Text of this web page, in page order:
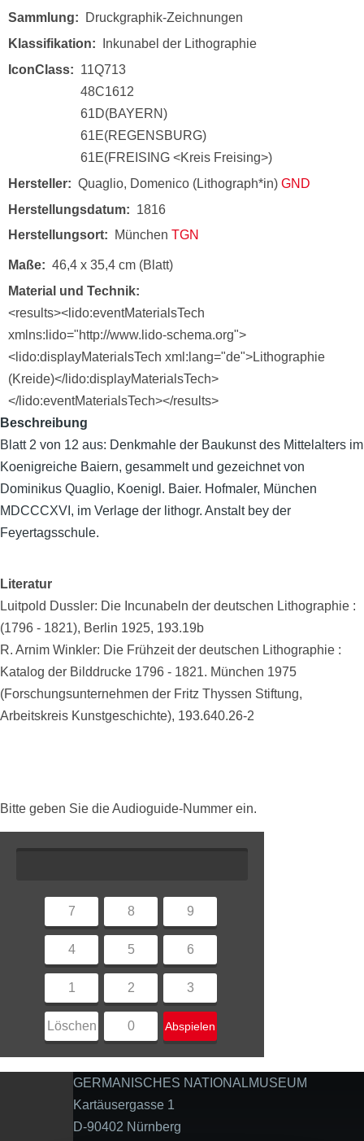
Sammlung
Druckgraphik-Zeichnungen
Klassifikation
Inkunabel der Lithographie
IconClass
11Q713
48C1612
61D(BAYERN)
61E(REGENSBURG)
61E(FREISING <Kreis Freising>)
Hersteller
Quaglio, Domenico (Lithograph*in) GND
Herstellungsdatum
1816
Herstellungsort
München TGN
Maße
46,4 x 35,4 cm (Blatt)
Material und Technik
<results><lido:eventMaterialsTech
xmlns:lido="http://www.lido-schema.org">
<lido:displayMaterialsTech xml:lang="de">Lithographie
(Kreide)</lido:displayMaterialsTech>
</lido:eventMaterialsTech></results>
Beschreibung
Blatt 2 von 12 aus: Denkmahle der Baukunst des Mittelalters im
Koenigreiche Baiern, gesammelt und gezeichnet von
Dominikus Quaglio, Koenigl. Baier. Hofmaler, München
MDCCCXVI, im Verlage der lithogr. Anstalt bey der
Feyertagsschule.
Literatur
Luitpold Dussler: Die Incunabeln der deutschen Lithographie :
(1796 - 1821), Berlin 1925, 193.19b
R. Arnim Winkler: Die Frühzeit der deutschen Lithographie :
Katalog der Bilddrucke 1796 - 1821. München 1975
(Forschungsunternehmen der Fritz Thyssen Stiftung,
Arbeitskreis Kunstgeschichte), 193.640.26-2
Bitte geben Sie die Audioguide-Nummer ein.
7 8 9
4 5 6
1 2 3
Löschen 0 Abspielen
GERMANISCHES NATIONALMUSEUM
Kartäusergasse 1
D-90402 Nürnberg